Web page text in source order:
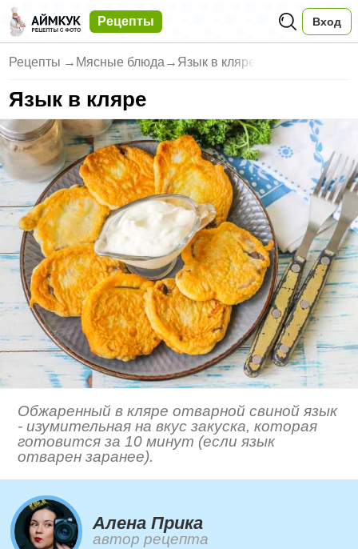
Рецепты Вход
Рецепты → Мясные блюда → Язык в кляре
Язык в кляре
Обжаренный в кляре отварной свиной язык
- изумительная на вкус закуска, которая
готовится за 10 минут (если язык
отварен заранее).
Алена Прика
автор рецепта